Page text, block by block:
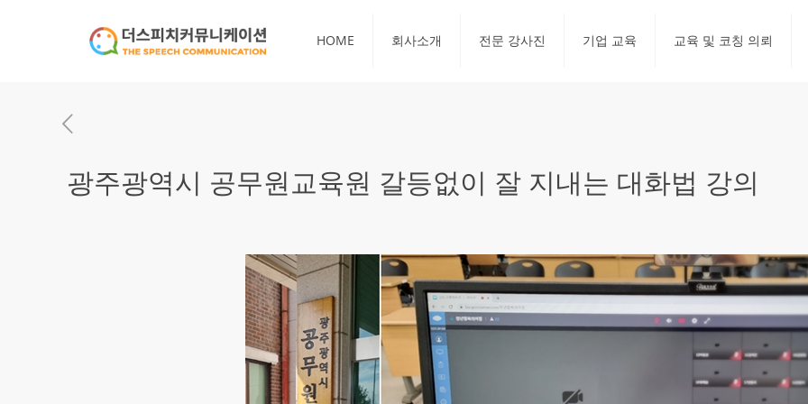
HOME 회사소개 전문 강사진 기업 교육 교육 및 코칭 의뢰
광주광역시 공무원교육원 갈등없이 잘 지내는 대화법 강의